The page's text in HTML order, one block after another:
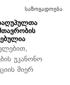
საზოგადოება
უკანონო
მიერ